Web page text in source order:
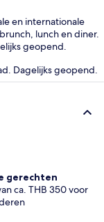
en internationale
lunch en diner.
geopend.
Dagelijks geopend.
gerechten
ca. THB 350 voor